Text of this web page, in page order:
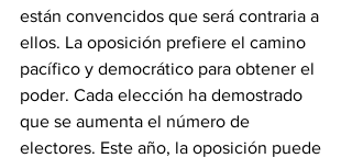
están convencidos que será contraria a
ellos. La oposición prefiere el camino
pacífico y democrático para obtener el
poder. Cada elección ha demostrado
que se aumenta el número de
electores. Este año, la oposición puede